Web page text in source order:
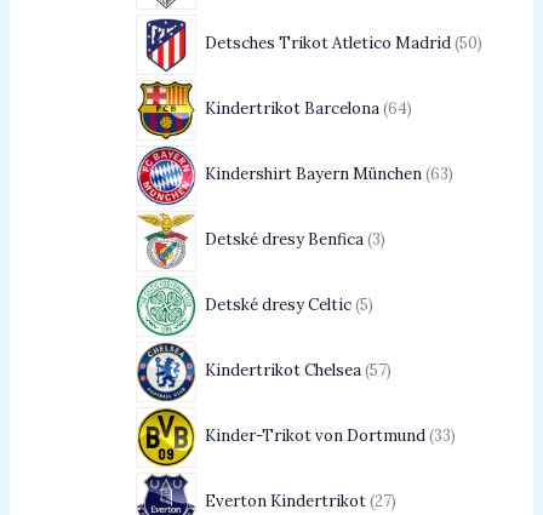
Detsches Trikot Atletico Madrid 50
Kindertrikot Barcelona 64
Kindershirt Bayern München 63
Detské dresy Benfica 3
Detské dresy Celtic 5
Kindertrikot Chelsea 57
Kinder-Trikot von Dortmund 33
Everton Kindertrikot 27